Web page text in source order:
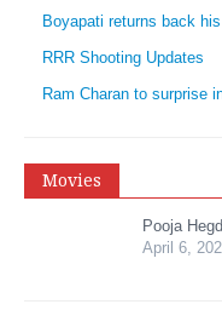
Boyapati returns back
RRR Shooting Updates
Ram Charan to surprise
Movies
Pooja
April 6,